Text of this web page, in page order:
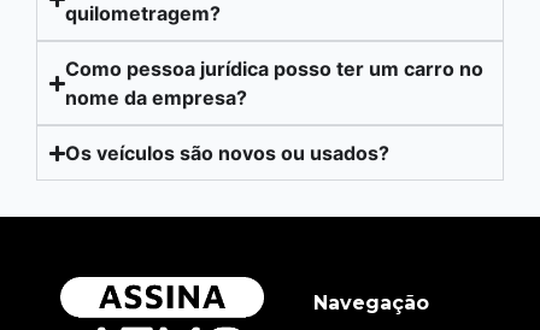
quilometragem?
Como pessoa jurídica posso ter um carro no
nome da empresa?
Os veículos são novos ou usados?
Navegação